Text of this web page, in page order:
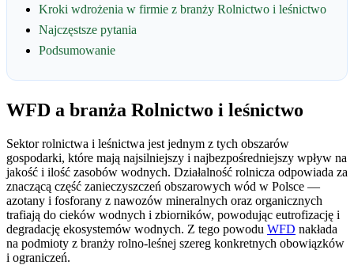
Kroki wdrożenia w firmie z branży Rolnictwo i leśnictwo
Najczęstsze pytania
Podsumowanie
WFD a branża Rolnictwo i leśnictwo
Sektor rolnictwa i leśnictwa jest jednym z tych obszarów
gospodarki, które mają najsilniejszy i najbezpośredniejszy wpływ na
jakość i ilość zasobów wodnych. Działalność rolnicza odpowiada za
znaczącą część zanieczyszczeń obszarowych wód w Polsce —
azotany i fosforany z nawozów mineralnych oraz organicznych
trafiają do cieków wodnych i zbiorników, powodując eutrofizację i
degradację ekosystemów wodnych. Z tego powodu WFD nakłada
na podmioty z branży rolno-leśnej szereg konkretnych obowiązków
i ograniczeń.